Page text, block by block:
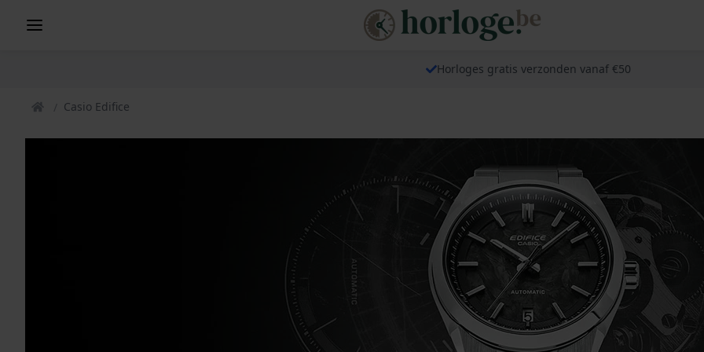
Horloges gratis verzonden vanaf €50
Casio Edifice